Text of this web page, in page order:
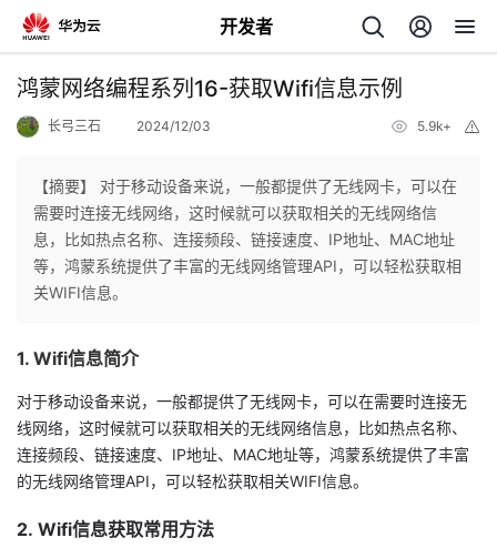
开发者
返
个
页
开
发
者
鸿蒙网络编程系列16-获取Wifi信息示例
长弓三石 2024/12/03 5.9k+
【摘要】 对于移动设备来说，一般都提供了无线网卡，可以在
需要时连接无线网络，这时候就可以获取相关的无线网络信
息，比如热点名称、连接频段、链接速度、IP地址、MAC地址
等，鸿蒙系统提供了丰富的无线网络管理API，可以轻松获取相
关WIFI信息。
1. Wifi信息简介
对于移动设备来说，一般都提供了无线网卡，可以在需要时连接无
线网络，这时候就可以获取相关的无线网络信息，比如热点名称、
连接频段、链接速度、IP地址、MAC地址等，鸿蒙系统提供了丰富
的无线网络管理API，可以轻松获取相关WIFI信息。
2. Wifi信息获取常用方法